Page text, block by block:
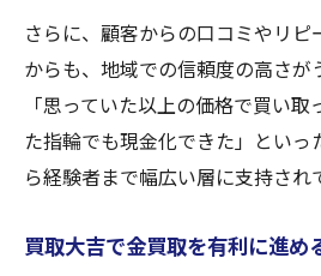
さらに、顧客からの口コミやリピ
からも、地域での信頼度の高さが
「思っていた以上の価格で買い
た指輪でも現金化できた」とい
ら経験者まで幅広い層に支持され
買取大吉で金買取を有利に進め